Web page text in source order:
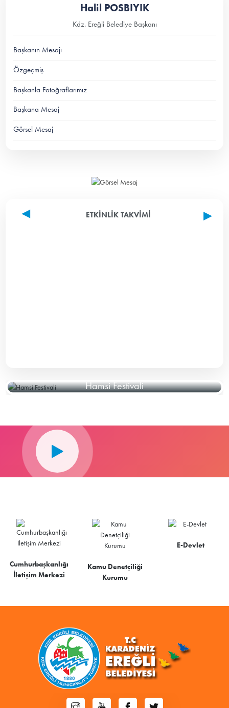
Halil POSBIYIK
Kdz. Ereğli Belediye Başkanı
Başkanın Mesajı
Özgeçmiş
Başkanla Fotoğraflarımız
Başkana Mesaj
Görsel Mesaj
ETKINLIK TAKVIMI
Hamsi Festivali
Cumhurbaşkanlığı
İletişim Merkezi
Kamu Denetçiliği
Kurumu
E-Devlet